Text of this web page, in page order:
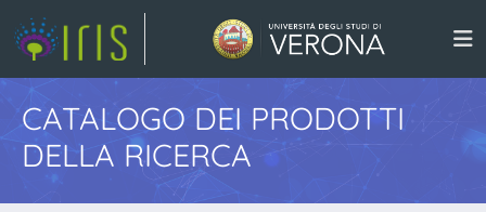
CATALOGO DEI PRODOTTI
DELLA RICERCA